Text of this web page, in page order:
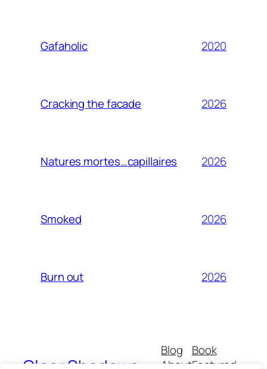
Gafaholic 2020
Cracking the facade 2026
Natures mortes…capillaires 2026
Smoked 2026
Burn out 2026
Blog
About
Book
Featured